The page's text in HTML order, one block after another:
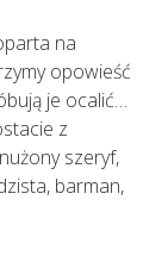
na
opowieść
je ocalić…
z
szeryf,
barman,